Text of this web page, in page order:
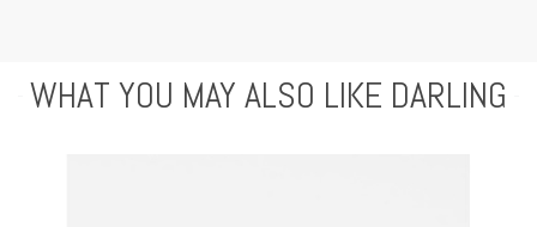
WHAT YOU MAY ALSO LIKE DARLING